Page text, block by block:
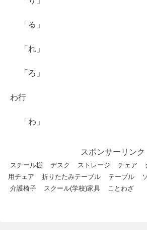
「る」
「れ」
「ろ」
わ行
「わ」
スポンサーリンク
スチール棚 デスク ストレージ チェア
用チェア
折りたたみテーブル テーブル
介護椅子
スクール(学校)家具 ことわざ